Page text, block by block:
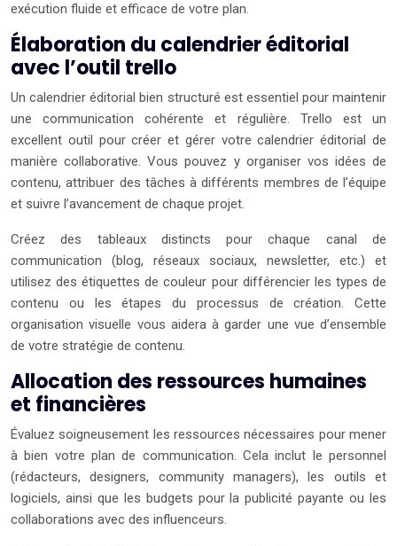
exécution fluide et efficace de votre plan.
Élaboration du calendrier éditorial
avec l’outil trello
Un calendrier éditorial bien structuré est essentiel pour maintenir
une communication cohérente et régulière. Trello est un
excellent outil pour créer et gérer votre calendrier éditorial de
manière collaborative. Vous pouvez y organiser vos idées de
contenu, attribuer des tâches à différents membres de l’équipe
et suivre l’avancement de chaque projet.
Créez des tableaux distincts pour chaque canal de
communication (blog, réseaux sociaux, newsletter, etc.) et
utilisez des étiquettes de couleur pour différencier les types de
contenu ou les étapes du processus de création. Cette
organisation visuelle vous aidera à garder une vue d’ensemble
de votre stratégie de contenu.
Allocation des ressources humaines
et financières
Évaluez soigneusement les ressources nécessaires pour mener
à bien votre plan de communication. Cela inclut le personnel
(rédacteurs, designers, community managers), les outils et
logiciels, ainsi que les budgets pour la publicité payante ou les
collaborations avec des influenceurs.